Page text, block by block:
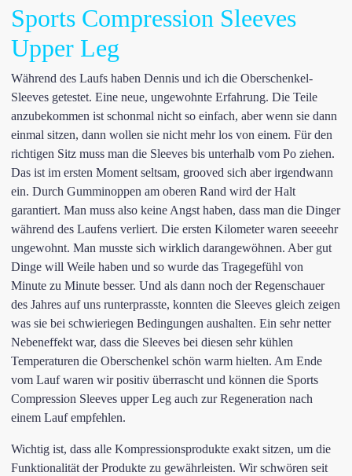
Sports Compression Sleeves
Upper Leg
Während des Laufs haben Dennis und ich die Oberschenkel-
Sleeves getestet. Eine neue, ungewohnte Erfahrung. Die Teile
anzubekommen ist schonmal nicht so einfach, aber wenn sie dann
einmal sitzen, dann wollen sie nicht mehr los von einem. Für den
richtigen Sitz muss man die Sleeves bis unterhalb vom Po ziehen.
Das ist im ersten Moment seltsam, grooved sich aber irgendwann
ein. Durch Gumminoppen am oberen Rand wird der Halt
garantiert. Man muss also keine Angst haben, dass man die Dinger
während des Laufens verliert. Die ersten Kilometer waren seeeehr
ungewohnt. Man musste sich wirklich darangewöhnen. Aber gut
Dinge will Weile haben und so wurde das Tragegefühl von
Minute zu Minute besser. Und als dann noch der Regenschauer
des Jahres auf uns runterprasste, konnten die Sleeves gleich zeigen
was sie bei schwieriegen Bedingungen aushalten. Ein sehr netter
Nebeneffekt war, dass die Sleeves bei diesen sehr kühlen
Temperaturen die Oberschenkel schön warm hielten. Am Ende
vom Lauf waren wir positiv überrascht und können die Sports
Compression Sleeves upper Leg auch zur Regeneration nach
einem Lauf empfehlen.
Wichtig ist, dass alle Kompressionsprodukte exakt sitzen, um die
Funktionalität der Produkte zu gewährleisten. Wir schwören seit